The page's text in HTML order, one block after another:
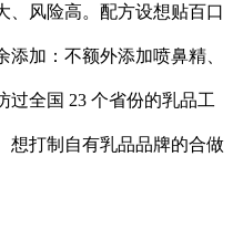
风险高。配方设想贴百口
加：不额外添加喷鼻精、
过全国 23 个省份的乳品工
想打制自有乳品品牌的合做